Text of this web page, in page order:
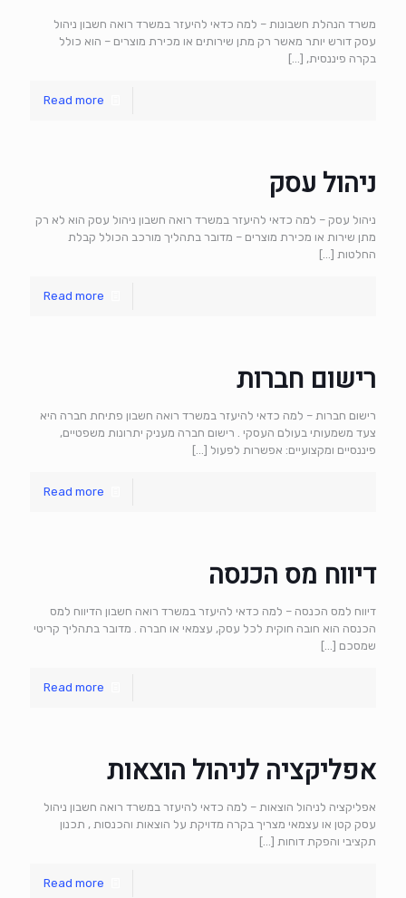
משרד הנהלת חשבונות – למה כדאי להיעזר במשרד רואה חשבון ניהול
עסק דורש יותר מאשר רק מתן שירותים או מכירת מוצרים – הוא כולל
בקרה פיננסית, […]
Read more
ניהול עסק
ניהול עסק – למה כדאי להיעזר במשרד רואה חשבון ניהול עסק הוא לא רק
מתן שירות או מכירת מוצרים – מדובר בתהליך מורכב הכולל קבלת
החלטות […]
Read more
רישום חברות
רישום חברות – למה כדאי להיעזר במשרד רואה חשבון פתיחת חברה היא
צעד משמעותי בעולם העסקי . רישום חברה מעניק יתרונות משפטיים,
פיננסיים ומקצועיים: אפשרות לפעול […]
Read more
דיווח מס הכנסה
דיווח למס הכנסה – למה כדאי להיעזר במשרד רואה חשבון הדיווח למס
הכנסה הוא חובה חוקית לכל עסק, עצמאי או חברה . מדובר בתהליך קריטי
שמסכם […]
Read more
אפליקציה לניהול הוצאות
אפליקציה לניהול הוצאות – למה כדאי להיעזר במשרד רואה חשבון ניהול
עסק קטן או עצמאי מצריך בקרה מדויקת על הוצאות והכנסות , תכנון
תקציבי והפקת דוחות […]
Read more